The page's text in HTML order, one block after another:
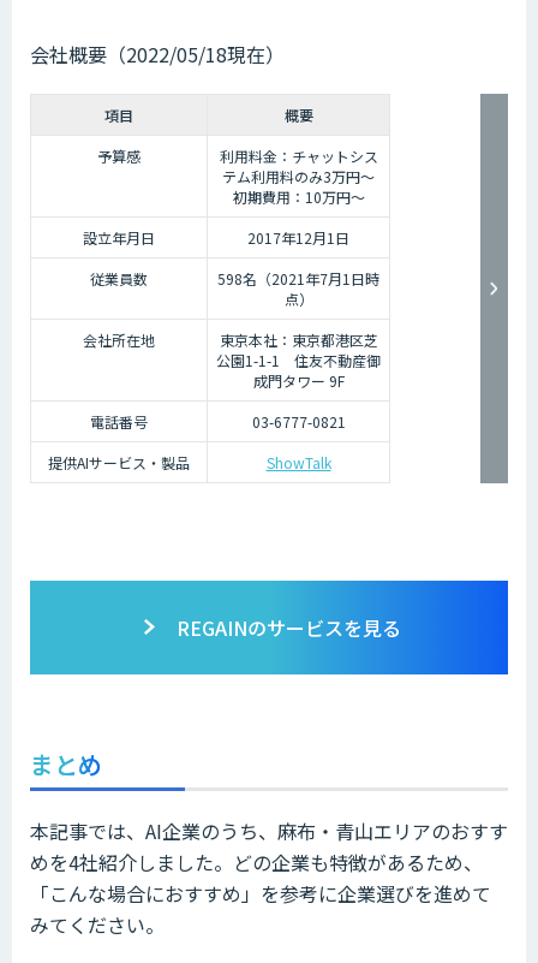
会社概要（2022/05/18現在）
項目
概要
予算感
利用料金：チャットシス
テム利用料のみ3万円〜
初期費用：10万円～
設立年月日
2017年12月1日
従業員数
598名（2021年7月1日時
点）
会社所在地
東京本社：東京都港区芝
公園1-1-1 住友不動産御
成門タワー 9F
電話番号
03-6777-0821
提供AIサービス・製品
ShowTalk
REGAINのサービスを見る
まとめ
本記事では、AI企業のうち、麻布・青山エリアのおすす
めを4社紹介しました。どの企業も特徴があるため、
「こんな場合におすすめ」を参考に企業選びを進めて
みてください。